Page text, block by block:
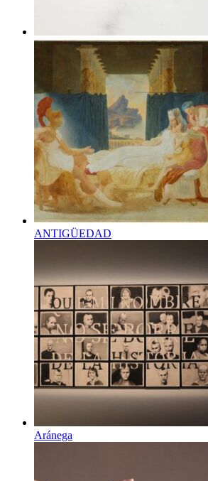
ANTIGÜEDAD
Aránega